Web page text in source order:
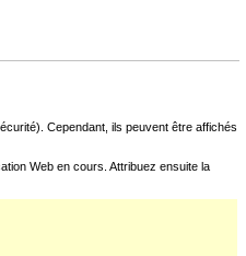
Cependant, ils peuvent être affichés
Web en cours. Attribuez ensuite la